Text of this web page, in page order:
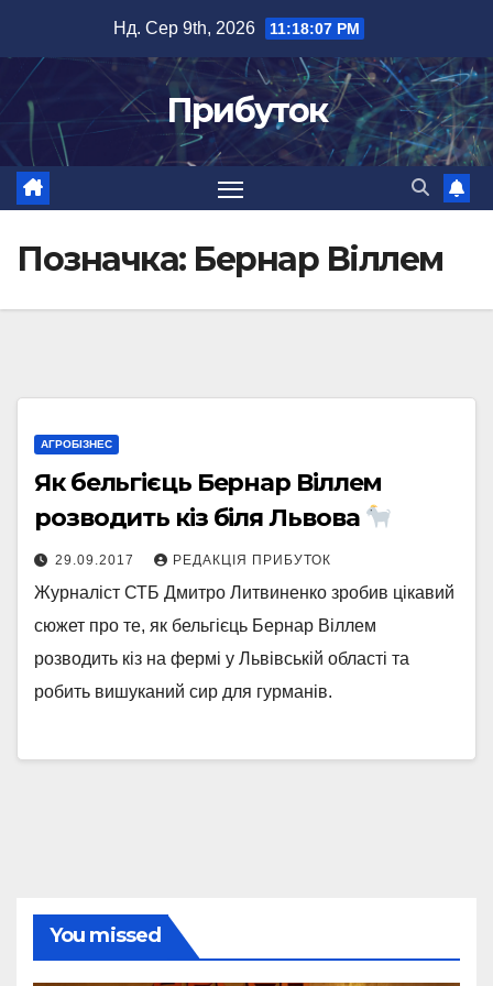
вмісту
Нд. Сер 9th, 2026 11:18:07 PM
Прибуток
Позначка: Бернар Віллем
АГРОБІЗНЕС
Як бельгієць Бернар Віллем
розводить кіз біля Львова
29.09.2017 РЕДАКЦІЯ ПРИБУТОК
Журналіст СТБ Дмитро Литвиненко зробив цікавий
сюжет про те, як бельгієць Бернар Віллем
розводить кіз на фермі у Львівській області та
робить вишуканий сир для гурманів.
You missed